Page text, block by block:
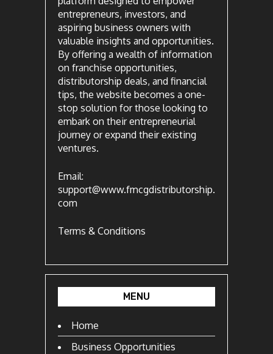
entrepreneurs, investors, and
aspiring business owners with
valuable insights and opportunities.
By offering a wealth of information
on franchise opportunities,
distributorship deals, and financial
tips, the website becomes a one-
stop solution for those looking to
embark on their entrepreneurial
journey or expand their existing
ventures.
Email:
support@www.fmcgdistributorship.
com
Terms & Conditions
MENU
Home
Business Opportunities